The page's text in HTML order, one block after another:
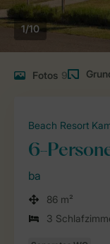
1/10
Fotos 9
Beach Resort
6-
ba
86 m²
3